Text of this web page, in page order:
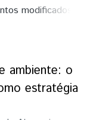
modificados
ou
escolares, seja
fornecedores de
pela
da comida que
e servida,
ambiente: o
estratégia